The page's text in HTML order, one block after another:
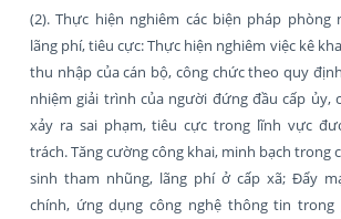
(2). Thực hiện nghiêm các biện pháp phòng
lãng phí, tiêu cực: Thực hiện nghiêm việc kê
thu nhập của cán bộ, công chức theo quy
nhiệm giải trình của người đứng đầu cấp ủy,
xảy ra sai phạm, tiêu cực trong lĩnh vực
trách. Tăng cường công khai, minh bạch trong
sinh tham nhũng, lãng phí ở cấp xã; Đẩy
chính, ứng dụng công nghệ thông tin